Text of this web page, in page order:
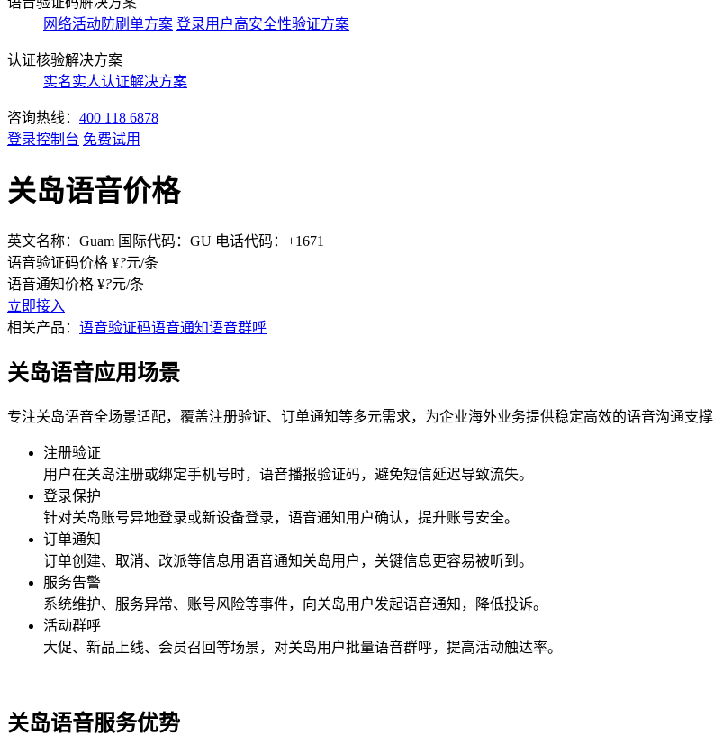
网络活动防刷单方案 登录用户高安全性验证方案
认证核验解决方案
实名实人认证解决方案
咨询热线： 400 118 6878
登录控制台 免费试用
关岛语音价格
英文名称：Guam 国际代码：GU 电话代码：+1671
语音验证码价格 ¥?元/条
语音通知价格 ¥?元/条
立即接入
相关产品： 语音验证码语音通知语音群呼
关岛语音应用场景
专注关岛语音全场景适配，覆盖注册验证、订单通知等多元需求，为企业海外业务提供稳定高效的语音沟通支撑
注册验证
用户在关岛注册或绑定手机号时，语音播报验证码，避免短信延迟导致流失。
登录保护
针对关岛账号异地登录或新设备登录，语音通知用户确认，提升账号安全。
订单通知
订单创建、取消、改派等信息用语音通知关岛用户，关键信息更容易被听到。
服务告警
系统维护、服务异常、账号风险等事件，向关岛用户发起语音通知，降低投诉。
活动群呼
大促、新品上线、会员召回等场景，对关岛用户批量语音群呼，提高活动触达率。
关岛语音服务优势